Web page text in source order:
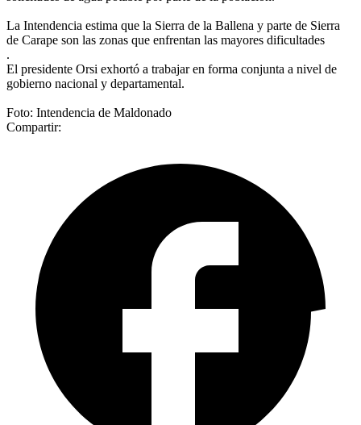
La Intendencia estima que la Sierra de la Ballena y parte de Sierra
de Carape son las zonas que enfrentan las mayores dificultades
.
El presidente Orsi exhortó a trabajar en forma conjunta a nivel de
gobierno nacional y departamental.
Foto: Intendencia de Maldonado
Compartir: